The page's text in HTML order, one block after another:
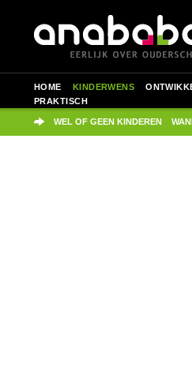
HOME KINDERWENS
PRAKTISCH
WEL OF GEEN KINDEREN